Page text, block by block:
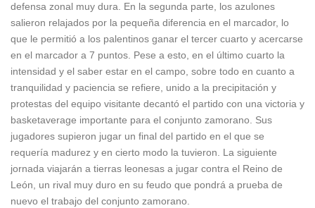
defensa zonal muy dura. En la segunda parte, los azulones
salieron relajados por la pequeña diferencia en el marcador, lo
que le permitió a los palentinos ganar el tercer cuarto y acercarse
en el marcador a 7 puntos. Pese a esto, en el último cuarto la
intensidad y el saber estar en el campo, sobre todo en cuanto a
tranquilidad y paciencia se refiere, unido a la precipitación y
protestas del equipo visitante decantó el partido con una victoria y
basketaverage importante para el conjunto zamorano. Sus
jugadores supieron jugar un final del partido en el que se
requería madurez y en cierto modo la tuvieron. La siguiente
jornada viajarán a tierras leonesas a jugar contra el Reino de
León, un rival muy duro en su feudo que pondrá a prueba de
nuevo el trabajo del conjunto zamorano.